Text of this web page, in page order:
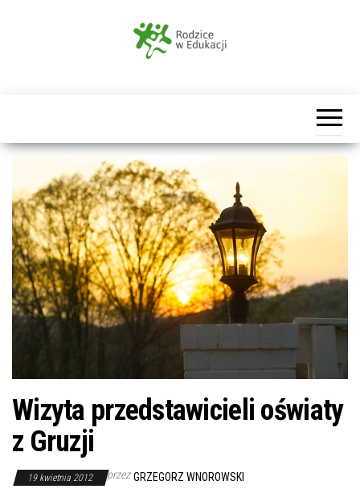
Wizyta przedstawicieli oświaty
z Gruzji
19 kwietnia 2012 przez GRZEGORZ WNOROWSKI